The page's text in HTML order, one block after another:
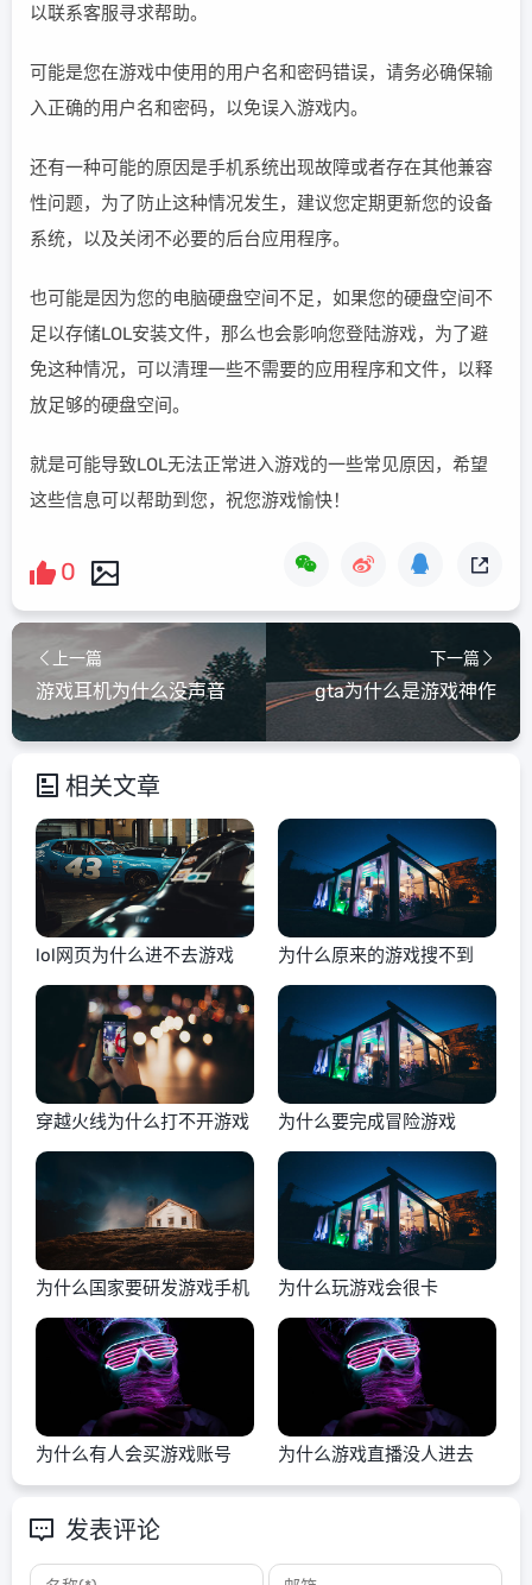
以联系客服寻求帮助。
可能是您在游戏中使用的用户名和密码错误，请务必确保输
入正确的用户名和密码，以免误入游戏内。
还有一种可能的原因是手机系统出现故障或者存在其他兼容
性问题，为了防止这种情况发生，建议您定期更新您的设备
系统，以及关闭不必要的后台应用程序。
也可能是因为您的电脑硬盘空间不足，如果您的硬盘空间不
足以存储LOL安装文件，那么也会影响您登陆游戏，为了避
免这种情况，可以清理一些不需要的应用程序和文件，以释
放足够的硬盘空间。
就是可能导致LOL无法正常进入游戏的一些常见原因，希望
这些信息可以帮助到您，祝您游戏愉快！
0
上一篇
游戏耳机为什么没声音
下一篇
gta为什么是游戏神作
相关文章
lol网页为什么进不去游戏 为什么原来的游戏搜不到
穿越火线为什么打不开游戏 为什么要完成冒险游戏
为什么国家要研发游戏手机 为什么玩游戏会很卡
为什么有人会买游戏账号 为什么游戏直播没人进去
发表评论